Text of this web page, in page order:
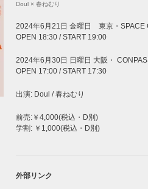
Doul × 春ねむり
2024年6月21日 金曜日 東京・SPACE
OPEN 18:30 / START 19:00
2024年6月30日 日曜日 大阪・
OPEN 17:00 / START 17:30
出演: Doul / 春ねむり
前売:￥4,000(税込・D別)
学割: ￥1,000(税込・D別)
外部リンク